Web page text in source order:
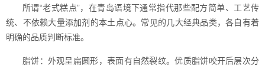
所谓“老式糕点”，在青岛语境下通常指代那些配方简单、工艺传
统、不依赖大量添加剂的本土点心。常见的几大经典品类，各自有着
明确的品质判断标准。
脂饼：外观呈扁圆形，表面有自然裂纹。优质脂饼咬开后层次分